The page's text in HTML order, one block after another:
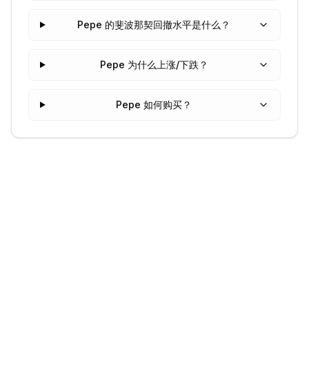
Pepe 的斐波那契回撤水平是什么？
Pepe 为什么上涨/下跌？
Pepe 如何购买？